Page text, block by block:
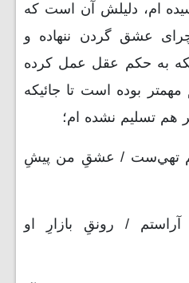
ام، دلیلش آن است که
عشق گردن ننهاده و
به حکم عقل عمل کرده
مهمتر بوده است تا جائیکه
هم تسلیم نشده ام؛
تهي‌ست / عشقِ من پيشِ
/ رونقِ بازارِ او